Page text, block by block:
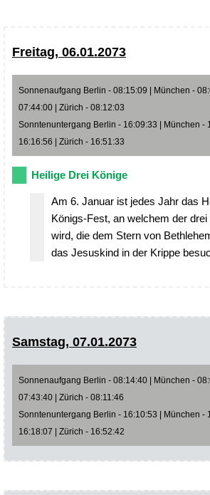
Freitag, 06.01.2073
Sonnenaufgang Berlin - 08:15:09 | München -
07:44:00 | Zürich - 08:12:03
Sonntenuntergang Berlin - 16:09:33 | München -
16:16:56 | Zürich - 16:51:33
Heilige Drei Könige
Am 6. Januar ist jedes Jahr das
Königs-Fest, an welchem der
wird, die dem Stern von
das Jesuskind in der Krippe
Samstag, 07.01.2073
Sonnenaufgang Berlin - 08:14:40 | München -
07:43:40 | Zürich - 08:11:46
Sonntenuntergang Berlin - 16:10:53 | München -
16:18:07 | Zürich - 16:52:42